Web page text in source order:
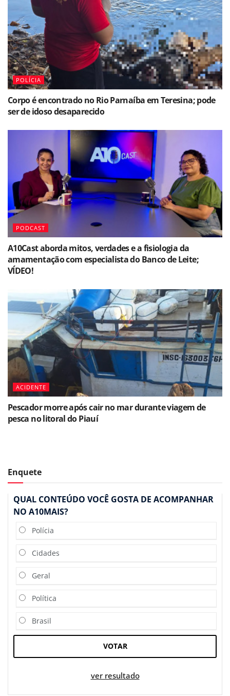
POLÍCIA
Corpo é encontrado no Rio Parnaíba em Teresina; pode
ser de idoso desaparecido
PODCAST
A10Cast aborda mitos, verdades e a fisiologia da
amamentação com especialista do Banco de Leite;
VÍDEO!
ACIDENTE
Pescador morre após cair no mar durante viagem de
pesca no litoral do Piauí
Enquete
QUAL CONTEÚDO VOCÊ GOSTA DE ACOMPANHAR
NO A10MAIS?
Polícia
Cidades
Geral
Política
Brasil
VOTAR
ver resultado